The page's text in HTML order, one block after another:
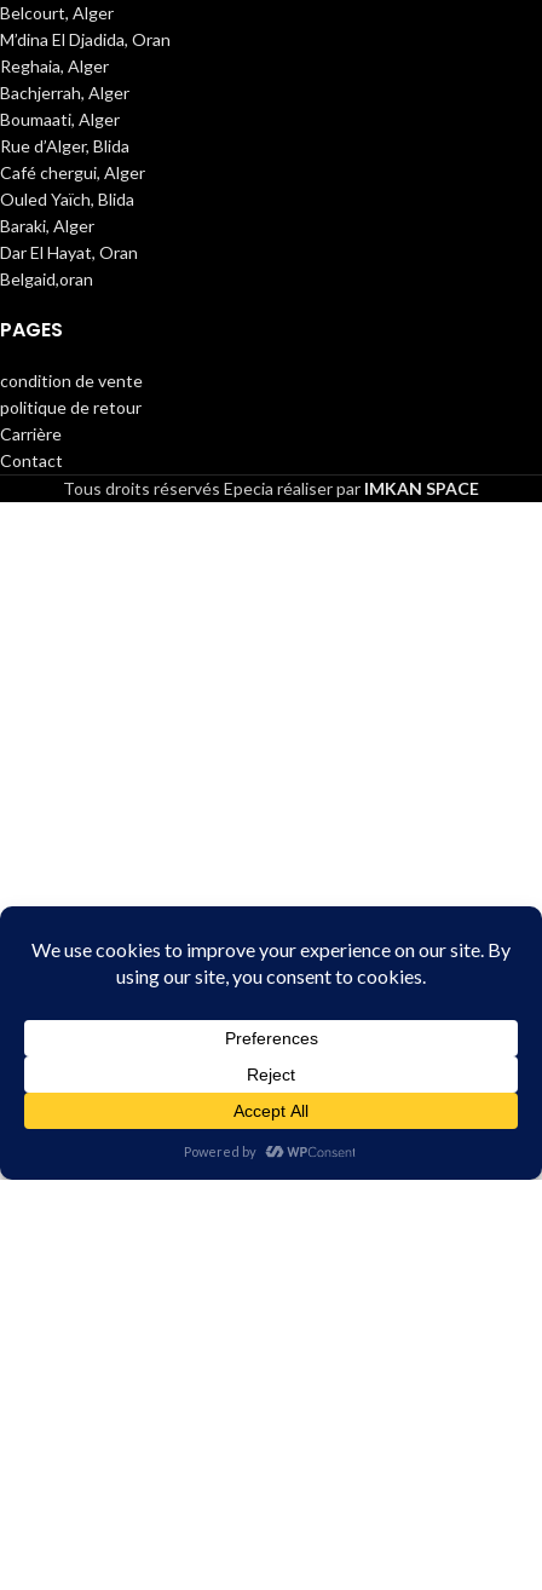
Belcourt, Alger
M’dina El Djadida, Oran
Reghaia, Alger
Bachjerrah, Alger
Boumaati, Alger
Rue d’Alger, Blida
Café chergui, Alger
Ouled Yaïch, Blida
Baraki, Alger
Dar El Hayat, Oran
Belgaid,oran
PAGES
condition de vente
politique de retour
Carrière
Contact
Tous droits réservés Epecia réaliser par IMKAN SPACE